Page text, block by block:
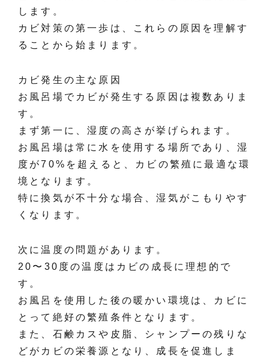
します。
カビ対策の第一歩は、これらの原因を理解す
ることから始まります。
カビ発生の主な原因
お風呂場でカビが発生する原因は複数ありま
す。
まず第一に、湿度の高さが挙げられます。
お風呂場は常に水を使用する場所であり、湿
度が70%を超えると、カビの繁殖に最適な環
境となります。
特に換気が不十分な場合、湿気がこもりやす
くなります。
次に温度の問題があります。
20〜30度の温度はカビの成長に理想的で
す。
お風呂を使用した後の暖かい環境は、カビに
とって絶好の繁殖条件となります。
また、石鹸カスや皮脂、シャンプーの残りな
どがカビの栄養源となり、成長を促進しま